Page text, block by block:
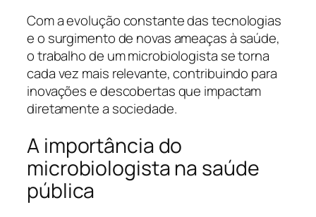
Com a evolução constante das tecnologias
e o surgimento de novas ameaças à saúde,
o trabalho de um microbiologista se torna
cada vez mais relevante, contribuindo para
inovações e descobertas que impactam
diretamente a sociedade.
A importância do
microbiologista na saúde
pública